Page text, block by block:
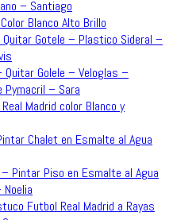
– Santiago
Blanco Alto Brillo
Gotele – Plastico Sideral –
Golele – Veloglas –
– Sara
Madrid color Blanco y
Chalet en Esmalte al Agua
Pintar Piso en Esmalte al Agua
Futbol Real Madrid a Rayas